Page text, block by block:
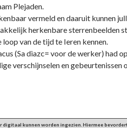
Plejaden.
vermeld en daaruit kunnen
herkenbare sterrenbeelden
loop van de tijd te Ieren kennen.
(Sa diazc= voor de werker) had
verschijnselen en gebeurtenissen
kunnen worden ingezien. Hiermee